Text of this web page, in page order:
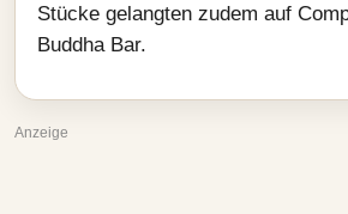
Stücke gelangten zudem auf
Buddha Bar.
Anzeige